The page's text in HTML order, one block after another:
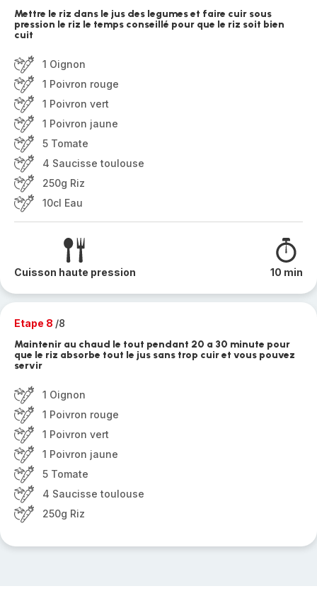
Mettre le riz dans le jus des legumes et faire cuir sous
pression le riz le temps conseillé pour que le riz soit bien
cuit
1 Oignon
1 Poivron rouge
1 Poivron vert
1 Poivron jaune
5 Tomate
4 Saucisse toulouse
250g Riz
10cl Eau
Cuisson haute pression 10 min
Etape 8 /8
Maintenir au chaud le tout pendant 20 a 30 minute pour
que le riz absorbe tout le jus sans trop cuir et vous pouvez
servir
1 Oignon
1 Poivron rouge
1 Poivron vert
1 Poivron jaune
5 Tomate
4 Saucisse toulouse
250g Riz